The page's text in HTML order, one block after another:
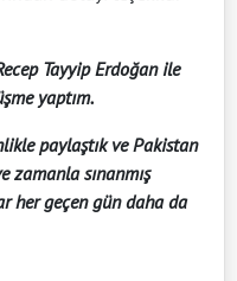
Tayyip Erdoğan ile
yaptım.
paylaştık ve Pakistan
zamanla sınanmış
her geçen gün daha da